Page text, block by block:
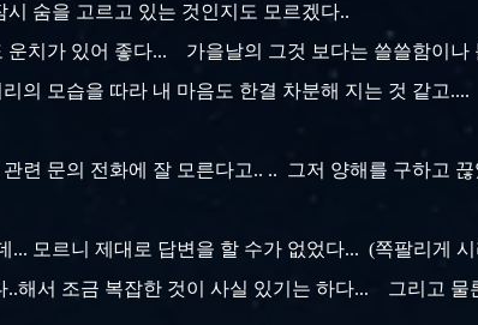
숨을 고르고 있는 것인지도 모르겠다..
운치가 있어 좋다... 가을날의 그것 보다는 쓸쓸함이나
의 모습을 따라 내 마음도 한결 차분해 지는 것 같고....
련 문의 전화에 잘 모른다고.. .. 그저 양해를 구하고
모르니 제대로 답변을 할 수가 없었다... (쪽팔리게
해서 조금 복잡한 것이 사실 있기는 하다... 그리고 물